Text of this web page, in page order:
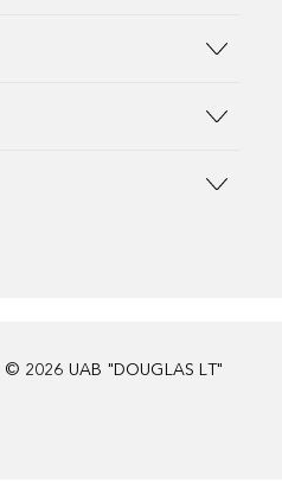
© 2026 UAB "DOUGLAS LT"